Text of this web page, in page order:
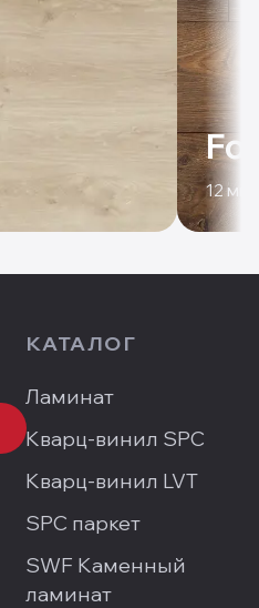
12 мм
КАТАЛОГ
Ламинат
Кварц-винил SPC
Кварц-винил LVT
SPC паркет
SWF Каменный
ламинат